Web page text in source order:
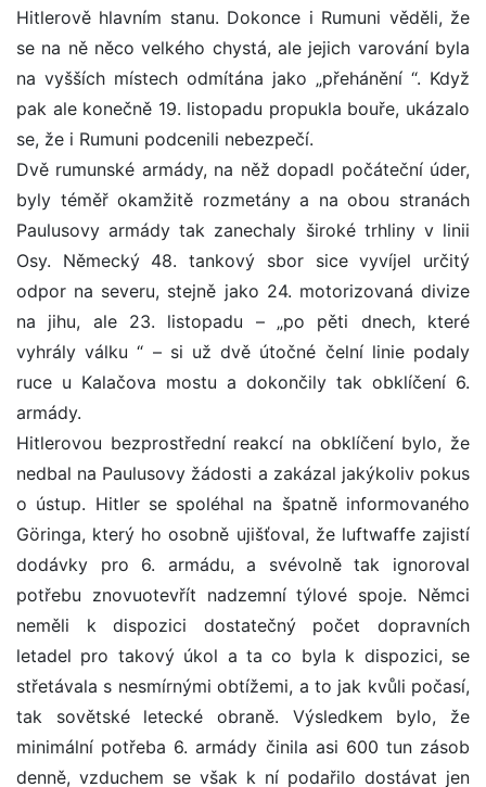
Hitlerově hlavním stanu. Dokonce i Rumuni věděli, že
se na ně něco velkého chystá, ale jejich varování byla
na vyšších místech odmítána jako „přehánění “. Když
pak ale konečně 19. listopadu propukla bouře, ukázalo
se, že i Rumuni podcenili nebezpečí.
Dvě rumunské armády, na něž dopadl počáteční úder,
byly téměř okamžitě rozmetány a na obou stranách
Paulusovy armády tak zanechaly široké trhliny v linii
Osy. Německý 48. tankový sbor sice vyvíjel určitý
odpor na severu, stejně jako 24. motorizovaná divize
na jihu, ale 23. listopadu – „po pěti dnech, které
vyhrály válku “ – si už dvě útočné čelní linie podaly
ruce u Kalačova mostu a dokončily tak obklíčení 6.
armády.
Hitlerovou bezprostřední reakcí na obklíčení bylo, že
nedbal na Paulusovy žádosti a zakázal jakýkoliv pokus
o ústup. Hitler se spoléhal na špatně informovaného
Göringa, který ho osobně ujišťoval, že luftwaffe zajistí
dodávky pro 6. armádu, a svévolně tak ignoroval
potřebu znovuotevřít nadzemní týlové spoje. Němci
neměli k dispozici dostatečný počet dopravních
letadel pro takový úkol a ta co byla k dispozici, se
střetávala s nesmírnými obtížemi, a to jak kvůli počasí,
tak sovětské letecké obraně. Výsledkem bylo, že
minimální potřeba 6. armády činila asi 600 tun zásob
denně, vzduchem se však k ní podařilo dostávat jen